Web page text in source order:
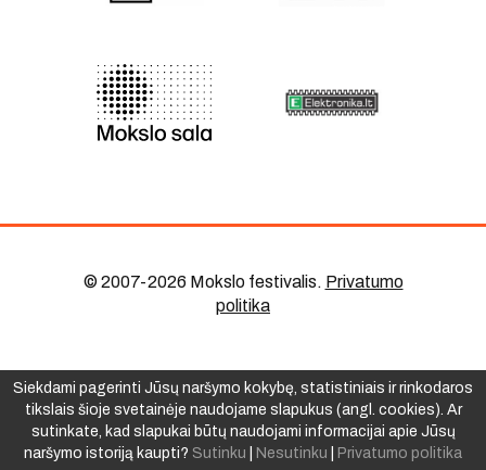
© 2007-2026 Mokslo festivalis. Privatumo
politika
Siekdami pagerinti Jūsų naršymo kokybę, statistiniais ir rinkodaros
tikslais šioje svetainėje naudojame slapukus (angl. cookies). Ar
sutinkate, kad slapukai būtų naudojami informacijai apie Jūsų
naršymo istoriją kaupti? Sutinku Nesutinku Privatumo politika